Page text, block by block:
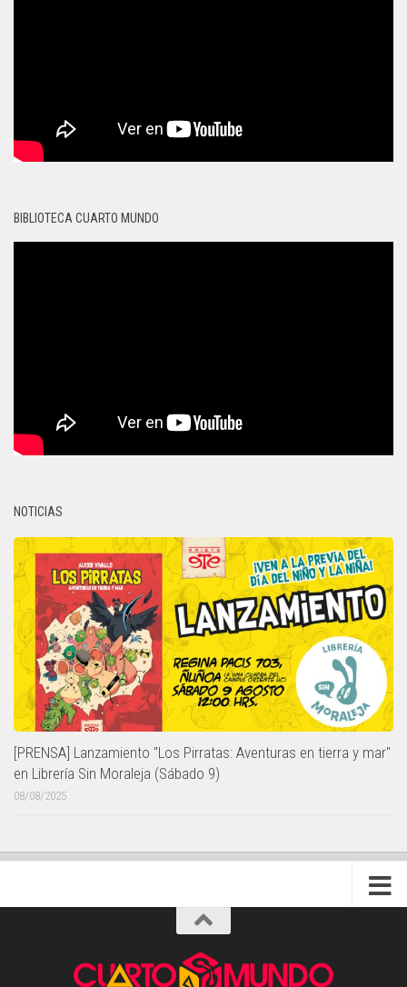
BIBLIOTECA CUARTO MUNDO
NOTICIAS
[PRENSA] Lanzamiento "Los Pirratas: Aventuras en tierra y mar"
en Librería Sin Moraleja (Sábado 9)
08/08/2025